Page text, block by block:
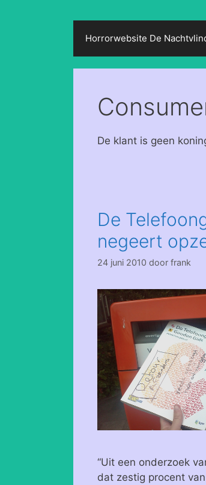
Horrorwebsite De
De klant is geen
De
negeert
24 juni 2010 door frank
“Uit een onderzoek
dat zestig procent